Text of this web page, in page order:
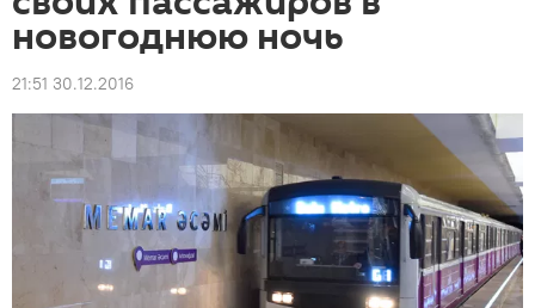
новогоднюю ночь
21:51 30.12.2016